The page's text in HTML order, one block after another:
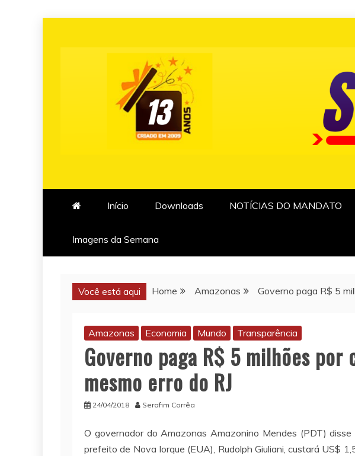
Início Downloads NOTÍCIAS DO MANDATO
Imagens da Semana
Você está aqui Home Amazonas Governo paga R$ 5
Amazonas Economia Mundo Transparência
Governo paga R$ 5 milhões
mesmo erro do RJ
24/04/2018 Serafim Corrêa
O governador do Amazonas Amazonino Mendes (PDT)
prefeito de Nova Iorque (EUA), Rudolph Giuliani, custará US$